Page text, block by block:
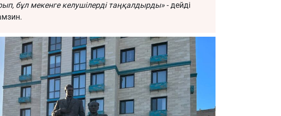
бұл мекенге келушілерді таңқалдырды» - дейді